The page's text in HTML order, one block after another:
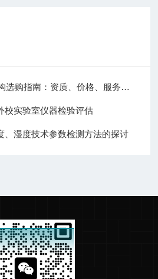
指南：资质、价格、服务全维度对比
校实验室仪器检验评估
、湿度技术参数检测方法的探讨